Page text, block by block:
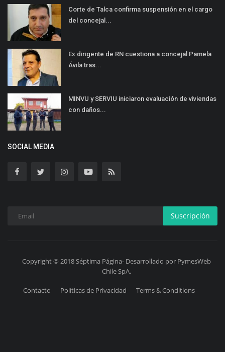
Corte de Talca confirma suspensión en el cargo
del concejal...
Ex dirigente de RN cuestiona a concejal Pamela
Ávila tras...
MINVU y SERVIU iniciaron evaluación de viviendas
con daños...
SOCIAL MEDIA
Suscripción
Copyright © 2018 Séptima Página- Desarrollado por PymesWeb
Chile SpA.
Contacto Políticas de Privacidad Terms & Conditions